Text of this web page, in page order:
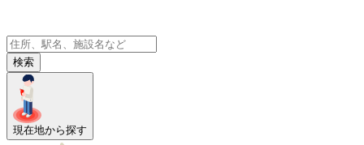
検索
現在地から探す